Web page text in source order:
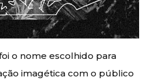
o nome escolhido para
imagética com o público